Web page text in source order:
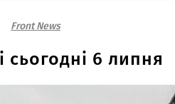
Front News
сьогодні 6 липня